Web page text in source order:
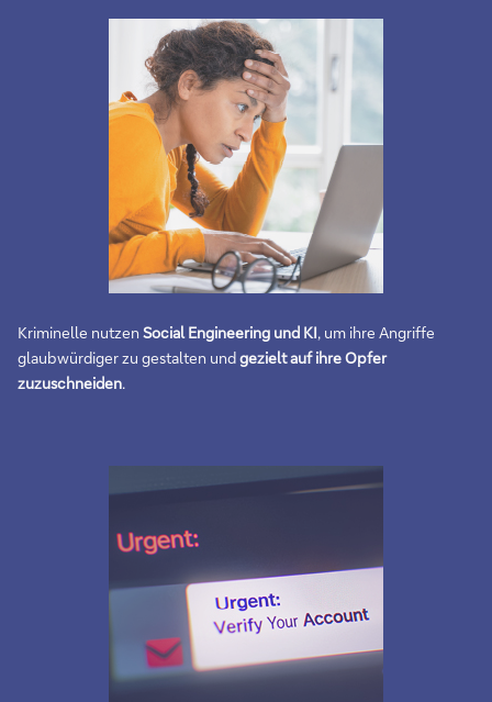
Kriminelle nutzen Social Engineering und KI, um ihre Angriffe
glaubwürdiger zu gestalten undgezielt auf ihre Opfer
zuzuschneiden.